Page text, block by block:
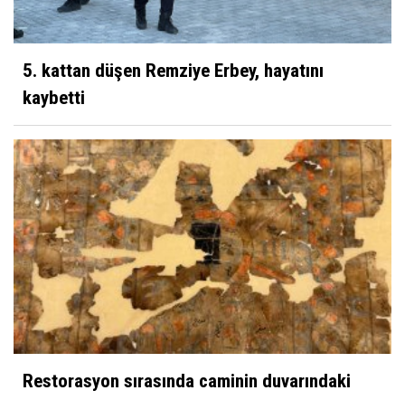
5. kattan düşen Remziye Erbey, hayatını
kaybetti
Restorasyon sırasında caminin duvarındaki